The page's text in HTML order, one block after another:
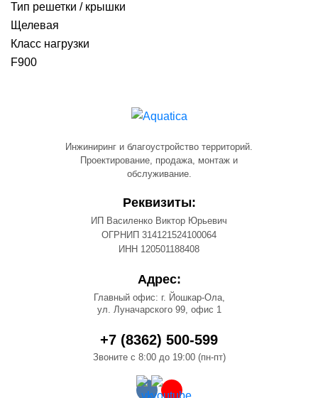
Тип решетки / крышки
Щелевая
Класс нагрузки
F900
Инжиниринг и благоустройство территорий.
Проектирование, продажа, монтаж и
обслуживание.
Реквизиты:
ИП Василенко Виктор Юрьевич
ОГРНИП 314121524100064
ИНН 120501188408
Адрес:
Главный офис: г. Йошкар-Ола,
ул. Луначарского 99, офис 1
+7 (8362) 500-599
Звоните с 8:00 до 19:00 (пн-пт)